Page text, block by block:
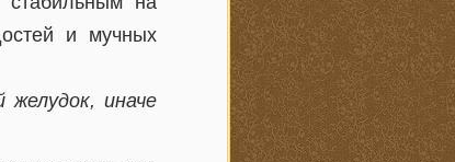
и мучных
иначе